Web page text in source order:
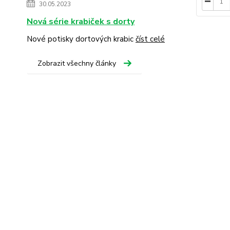
30.05.2023
Nová série krabiček s dorty
Nové potisky dortových krabic číst celé
Zobrazit všechny články